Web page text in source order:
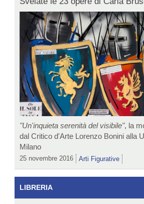
"Un'inquieta serenità del visibile", la
dal Critico d'Arte Lorenzo Bonini alla
Milano
25 novembre 2016 Arti Figurative
LIBRERIA